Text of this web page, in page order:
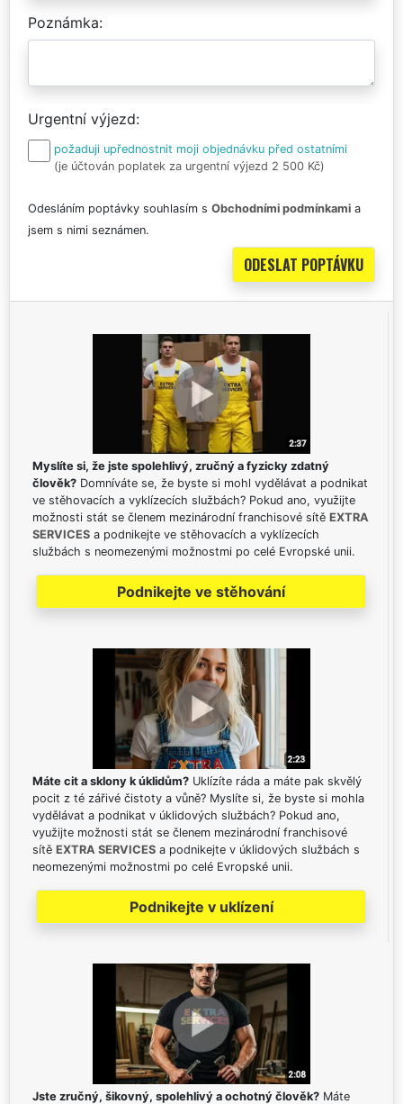
Poznámka
Urgentní výjezd
požaduji upřednostnit moji objednávku před ostatními
(je účtován poplatek za urgentní výjezd 2 500 Kč)
Odesláním poptávky souhlasím s Obchodními podmínkami a
jsem s nimi seznámen.
Myslíte si, že jste spolehlivý, zručný a fyzicky zdatný
člověk? Domníváte se, že byste si mohl vydělávat a podnikat
ve stěhovacích a vyklízecích službách? Pokud ano, využijte
možnosti stát se členem mezinárodní franchisové sítě EXTRA
SERVICES a podnikejte ve stěhovacích a vyklízecích
službách s neomezenými možnostmi po celé Evropské unii.
Podnikejte ve stěhování
Máte cit a sklony k úklidům? Uklízíte ráda a máte pak skvělý
pocit z té zářivé čistoty a vůně? Myslíte si, že byste si mohla
vydělávat a podnikat v úklidových službách? Pokud ano,
využijte možnosti stát se členem mezinárodní franchisové
sítě EXTRA SERVICES a podnikejte v úklidových službách s
neomezenými možnostmi po celé Evropské unii.
Podnikejte v uklízení
Jste zručný, šikovný, spolehlivý a ochotný člověk? Máte